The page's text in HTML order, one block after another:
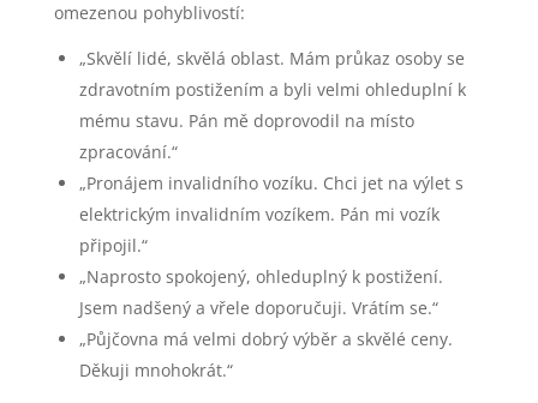
omezenou pohyblivostí:
„Skvělí lidé, skvělá oblast. Mám průkaz osoby se
zdravotním postižením a byli velmi ohleduplní k
mému stavu. Pán mě doprovodil na místo
zpracování.“
„Pronájem invalidního vozíku. Chci jet na výlet s
elektrickým invalidním vozíkem. Pán mi vozík
připojil.“
„Naprosto spokojený, ohleduplný k postižení.
Jsem nadšený a vřele doporučuji. Vrátím se.“
„Půjčovna má velmi dobrý výběr a skvělé ceny.
Děkuji mnohokrát.“